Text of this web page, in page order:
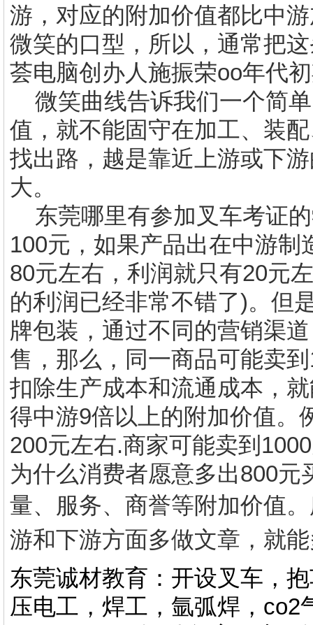
游，对应的附加价值都比中
微笑的口型，所以，通常把
荟电脑创办人施振荣oo年代
微笑曲线告诉我们一个简
值，就不能固守在加工、装
找出路，越是靠近上游或下
大。
东莞哪里有参加叉车考证
100元，如果产品出在中游制
80元左右，利润就只有20元
的利润已经非常不错了)。但
牌包装，通过不同的营销渠
售，那么，同一商品可能卖到
扣除生产成本和流通成本，
得中游9倍以上的附加价值。
200元左右.商家可能卖到 1000
为什么消费者愿意多出800元
量、服务、商誉等附加价值
游和下游方面多做文章，就
东莞诚材教育：开设叉车，
压电工，焊工，氩弧焊，co2